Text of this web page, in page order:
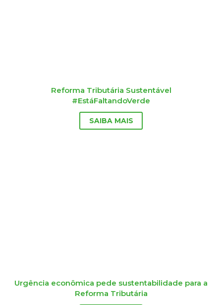
Reforma Tributária Sustentável
#EstáFaltandoVerde
SAIBA MAIS
Urgência econômica pede sustentabilidade para a
Reforma Tributária